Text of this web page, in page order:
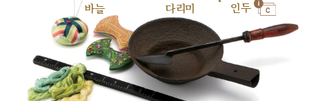
바늘
다리미 인두